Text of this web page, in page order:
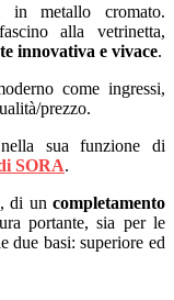
metallo cromato.
alla vetrinetta,
innovativa e vivace.
come ingressi,
prezzo.
sua funzione di
SORA.
di un completamento
portante, sia per le
due basi: superiore ed